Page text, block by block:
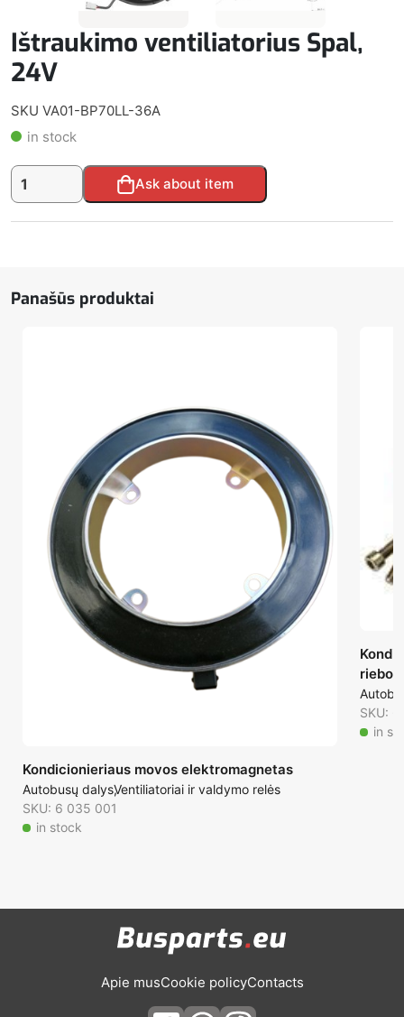
Ištraukimo ventiliatorius Spal,
24V
SKU VA01-BP70LL-36A
in stock
produkto
kiekis:
Ask about item
Alternative:
Panašūs produktai
Kondicionieriaus movos elektromagnetas
Autobusų dalysVentiliatoriai ir valdymo relės
SKU: 6 035 001
in stock
SKU:
in
Apie musCookie policyContacts